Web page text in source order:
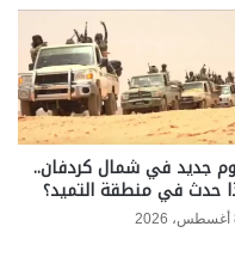
جديد في شمال كردفان..
حدث في منطقة التميد؟